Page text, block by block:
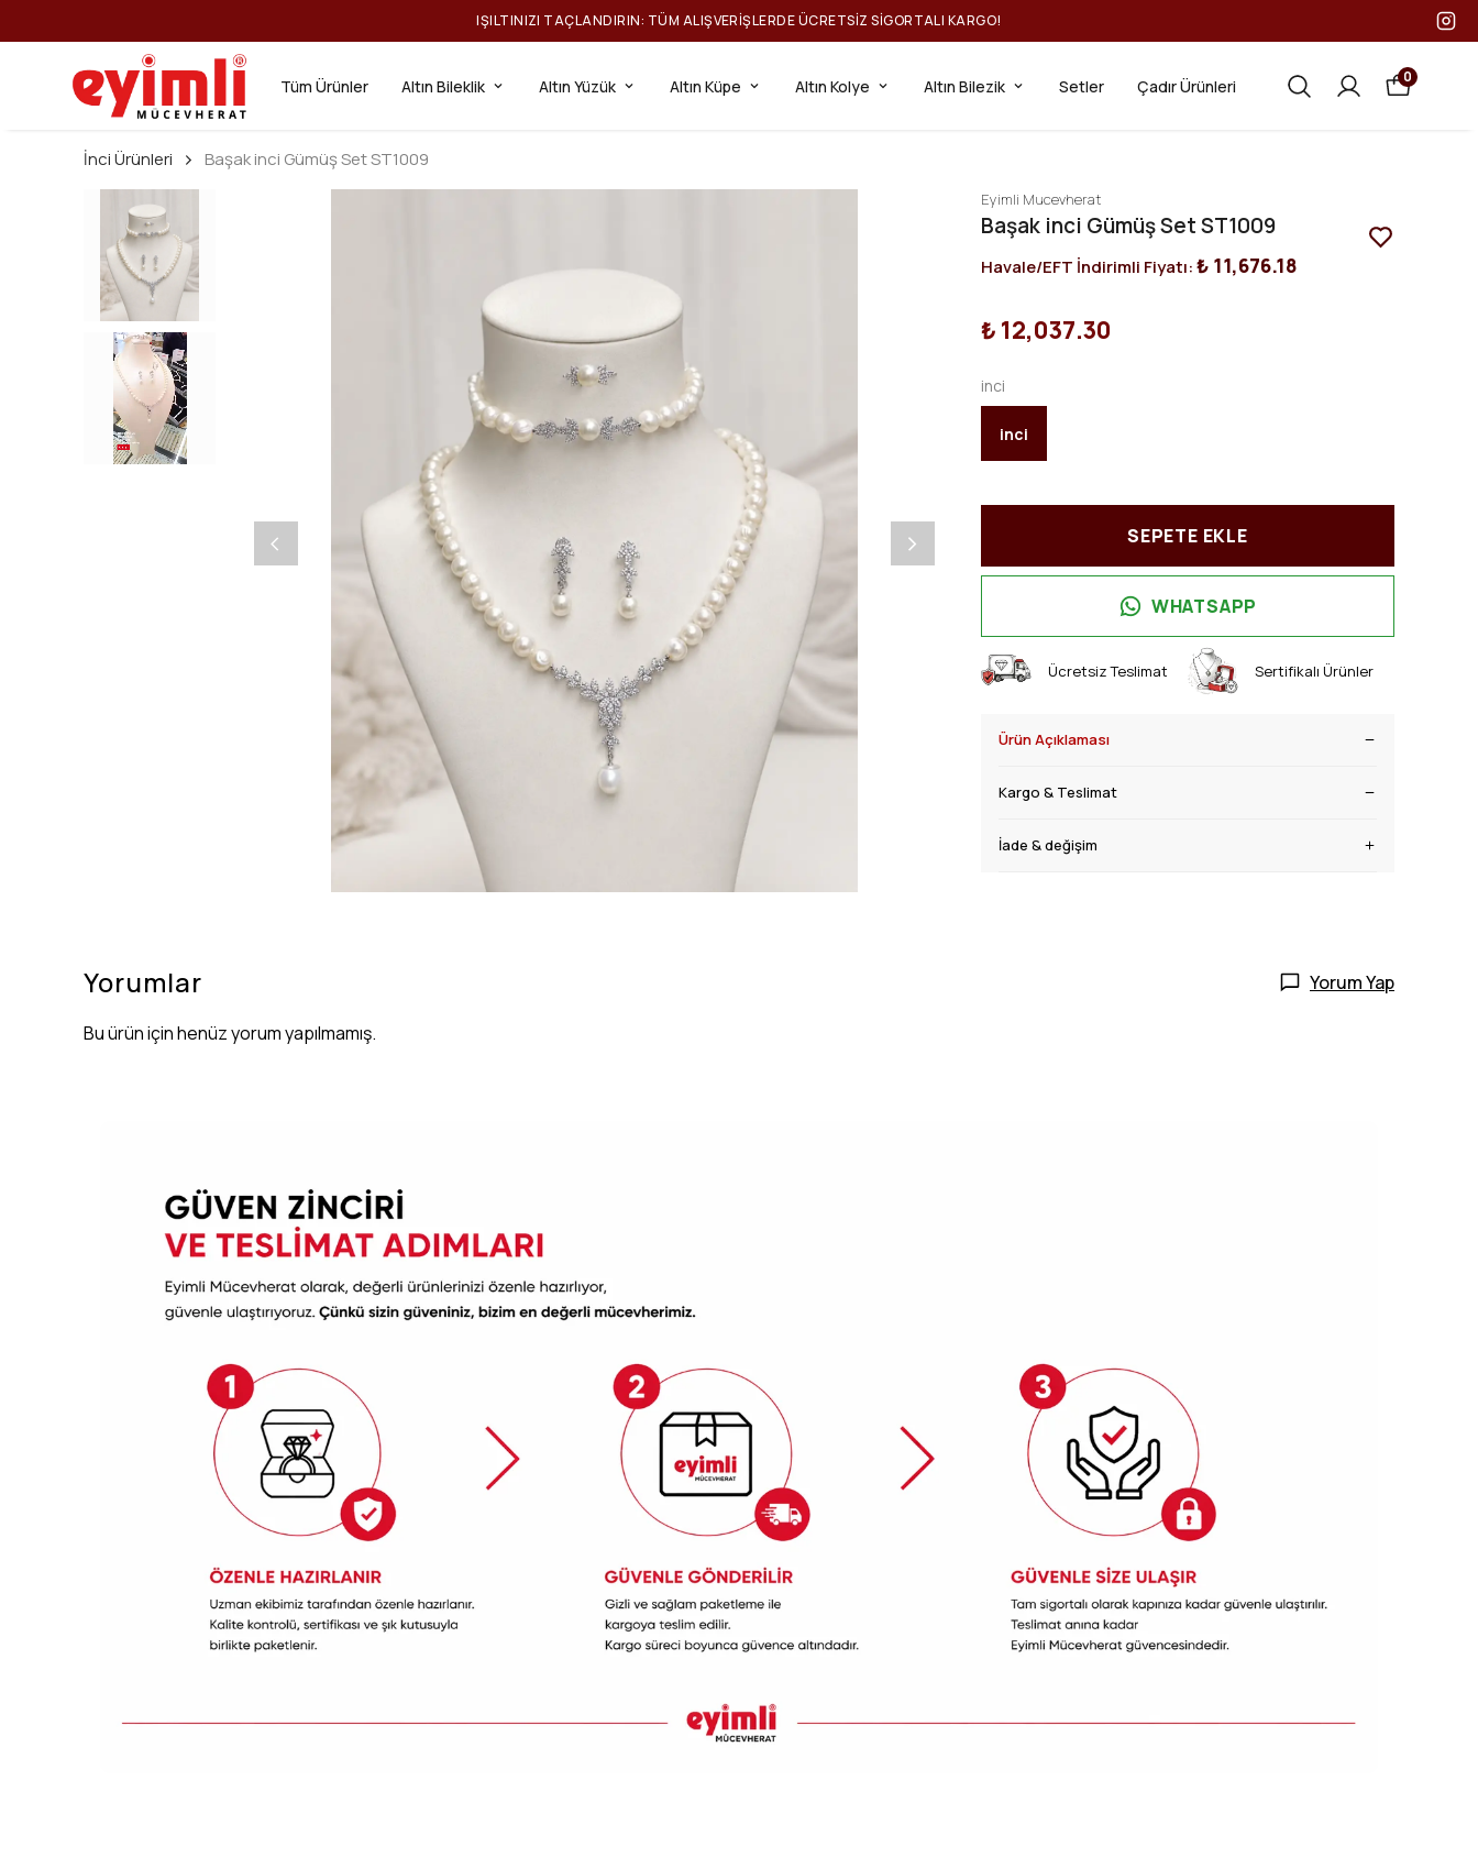
IŞILTINIZI TAÇLANDIRIN: TÜM ALIŞVERIŞLERDE ÜCRETSIZ SIGORTALI KARGO!
Tüm Ürünler Altın Bileklik Altın Yüzük Altın Küpe Altın Kolye Altın Bilezik Setler Çadır Ürünleri 0
İnci Ürünleri Başak inci Gümüş Set ST1009
Eyimli Mucevherat
Başak inci Gümüş Set ST1009
Havale/EFT İndirimli Fiyatı:₺ 11,676.18
₺ 12,037.30
inci
inci
SEPETE EKLE
WHATSAPP
Ücretsiz Teslimat Sertifikalı Ürünler
Ürün Açıklaması
Kargo & Teslimat
İade & değişim
Yorumlar Yorum Yap
Bu ürün için henüz yorum yapılmamış.